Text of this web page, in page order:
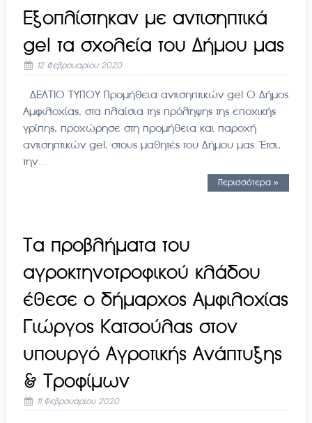
Εξοπλίστηκαν με αντισηπτικά
gel τα σχολεία του Δήμου μας
12 Φεβρουαρίου 2020
ΔΕΛΤΙΟ ΤΥΠΟY Προμήθεια αντισηπτικών gel Ο Δήμος
Αμφιλοχίας, στα πλαίσια της πρόληψης της εποχικής
γρίπης, προχώρησε στη προμήθεια και παροχή
αντισηπτικών gel, στους μαθητές του Δήμου μας. Έτσι,
την…
Περισσότερα »
Τα προβλήματα του
αγροκτηνοτροφικού κλάδου
έθεσε ο δήμαρχος Αμφιλοχίας
Γιώργος Κατσούλας στον
υπουργό Αγροτικής Ανάπτυξης
& Τροφίμων
11 Φεβρουαρίου 2020